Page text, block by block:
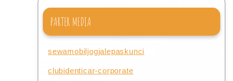
PARTER MEDIA
sewamobiljogjalepaskunci
clubidenticar-corporate